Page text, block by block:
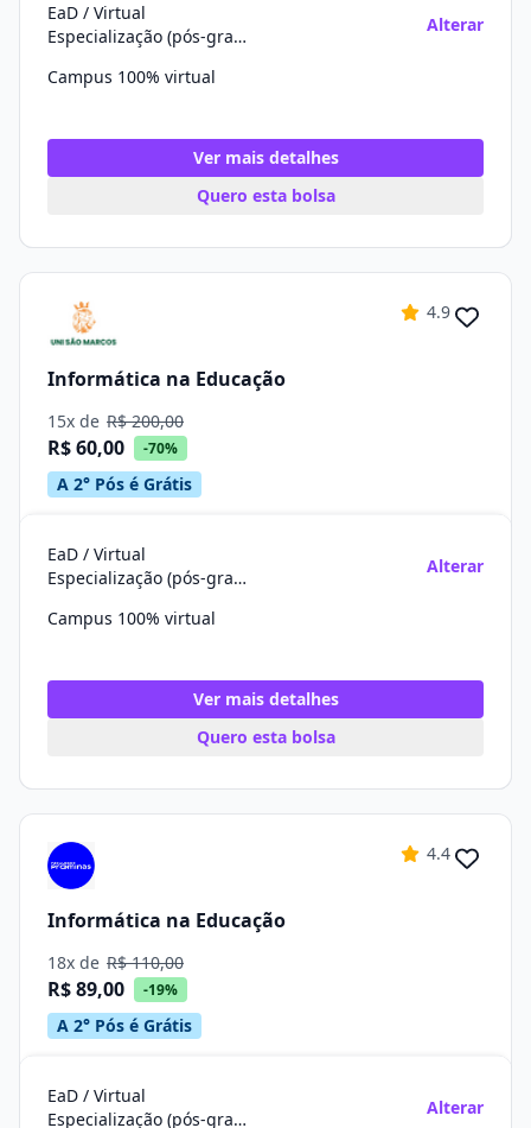
EaD / Virtual
Especialização (pós-graduação)
Alterar
Campus 100% virtual
Ver mais detalhes
Quero esta bolsa
4.9
Informática na Educação
15x de R$ 200,00
R$ 60,00 -70%
A 2° Pós é Grátis
EaD / Virtual
Especialização (pós-graduação)
Alterar
Campus 100% virtual
Ver mais detalhes
Quero esta bolsa
4.4
Informática na Educação
18x de R$ 110,00
R$ 89,00 -19%
A 2° Pós é Grátis
EaD / Virtual
Especialização (pós-graduação)
Alterar